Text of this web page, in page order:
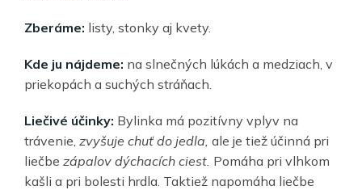
Zberáme: listy, stonky aj kvety.
Kde ju nájdeme: na slnečných lúkách a medziach, v
priekopách a suchých stráňach.
Liečivé účinky: Bylinka má pozitívny vplyv na
trávenie, zvyšuje chuť do jedla, ale je tiež účinná pri
liečbe zápalov dýchacích ciest. Pomáha pri vlhkom
kašli a pri bolesti hrdla. Taktiež napomáha liečbe